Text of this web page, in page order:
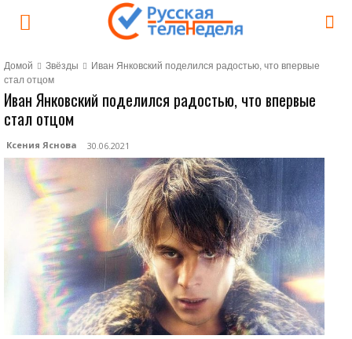
Домой Звёзды
Иван Янковский поделился радостью, что впервые
стал отцом
Иван Янковский поделился радостью, что впервые
стал отцом
Ксения Яснова 30.06.2021